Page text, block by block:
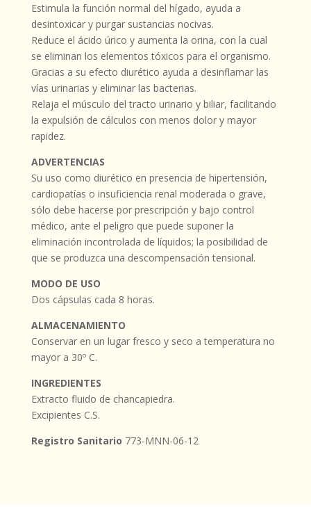
Estimula la función normal del hígado, ayuda a
desintoxicar y purgar sustancias nocivas.
Reduce el ácido úrico y aumenta la orina, con la cual
se eliminan los elementos tóxicos para el organismo.
Gracias a su efecto diurético ayuda a desinflamar las
vías urinarias y eliminar las bacterias.
Relaja el músculo del tracto urinario y biliar, facilitando
la expulsión de cálculos con menos dolor y mayor
rapidez.
ADVERTENCIAS
Su uso como diurético en presencia de hipertensión,
cardiopatías o insuficiencia renal moderada o grave,
sólo debe hacerse por prescripción y bajo control
médico, ante el peligro que puede suponer la
eliminación incontrolada de líquidos; la posibilidad de
que se produzca una descompensación tensional.
MODO DE USO
Dos cápsulas cada 8 horas.
ALMACENAMIENTO
Conservar en un lugar fresco y seco a temperatura no
mayor a 30º C.
INGREDIENTES
Extracto fluido de chancapiedra.
Excipientes C.S.
Registro Sanitario 773-MNN-06-12